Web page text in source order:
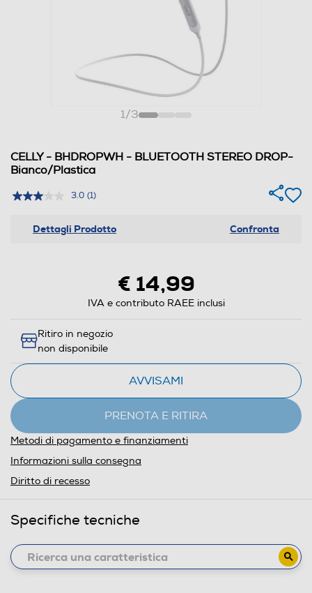
1/3
CELLY - BHDROPWH - BLUETOOTH STEREO DROP-
Bianco/Plastica
3.0 (1)
Dettagli Prodotto Confronta
€ 14,99
IVA e contributo RAEE inclusi
Ritiro in negozio
non disponibile
AVVISAMI
PRENOTA E RITIRA
Metodi di pagamento e finanziamenti
Informazioni sulla consegna
Diritto di recesso
Specifiche tecniche